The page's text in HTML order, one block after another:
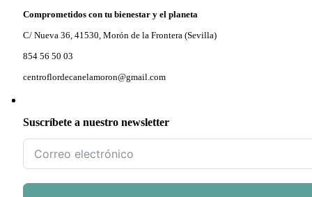
Comprometidos con tu bienestar y el planeta
C/ Nueva 36, 41530, Morón de la Frontera (Sevilla)
854 56 50 03
centroflordecanelamoron@gmail.com
Suscríbete a nuestro newsletter